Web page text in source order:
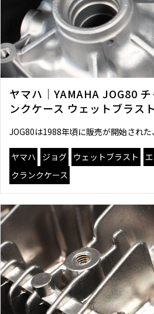
ヤマハ｜YAMAHA JOG80
ンクケース ウェットブラス
JOG80は1988年頃に販売が開始され
ヤマハ ジョグ ウェットブラスト
クランクケース